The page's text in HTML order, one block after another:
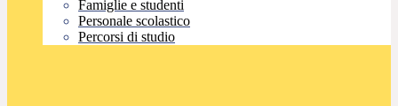
Famiglie e studenti
Personale scolastico
Percorsi di studio